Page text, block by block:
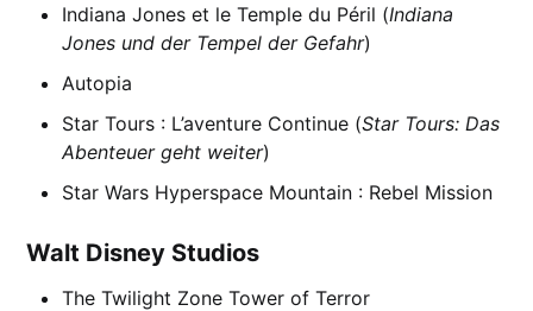
Indiana Jones et le Temple du Péril (Indiana
Jones und der Tempel der Gefahr)
Autopia
Star Tours : L’aventure Continue (Star Tours: Das
Abenteuer geht weiter)
Star Wars Hyperspace Mountain : Rebel Mission
Walt Disney Studios
The Twilight Zone Tower of Terror